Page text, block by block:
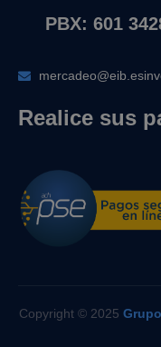
PBX: 601
Realice sus
Copyright © 2025